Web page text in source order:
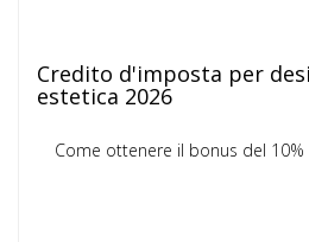
Credito d'imposta per
estetica 2026
Come ottenere il bonus del 10%